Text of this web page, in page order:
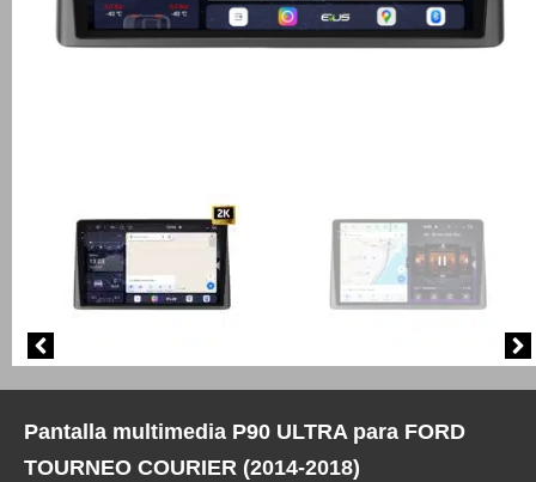
Pantalla multimedia P90 ULTRA para FORD
TOURNEO COURIER (2014-2018)